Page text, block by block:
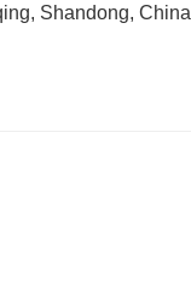
Shandong, China